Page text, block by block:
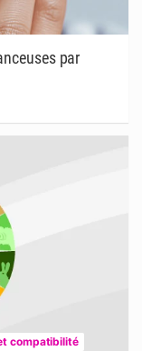
par
compatibilité